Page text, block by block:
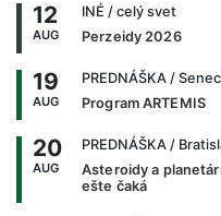
12
AUG
INÉ / celý svet
Perzeidy 2026
19
AUG
PREDNÁŠKA / Senec
Program ARTEMIS
20
AUG
PREDNÁŠKA /
Asteroidy a
ešte čaká